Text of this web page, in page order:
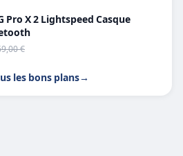
Pro X 2 Lightspeed Casque
€
les bons plans→